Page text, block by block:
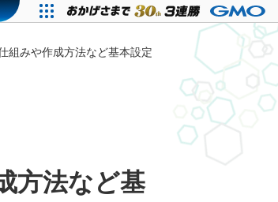
組みや作成方法など基本設定
方法など基